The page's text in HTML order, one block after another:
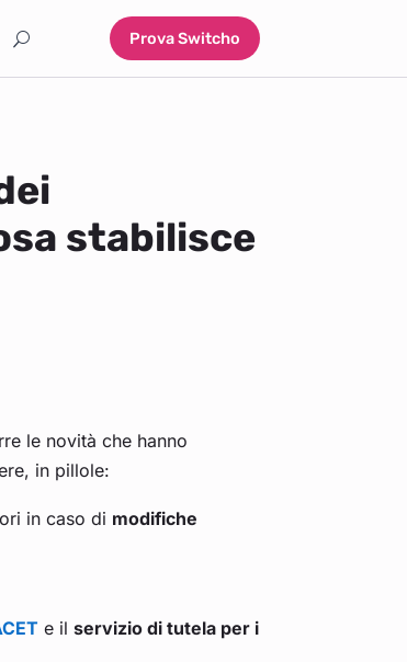
Prova Switcho
stabilisce
le novità che hanno
in pillole:
in caso di modifiche
e ilservizio di tutela per i